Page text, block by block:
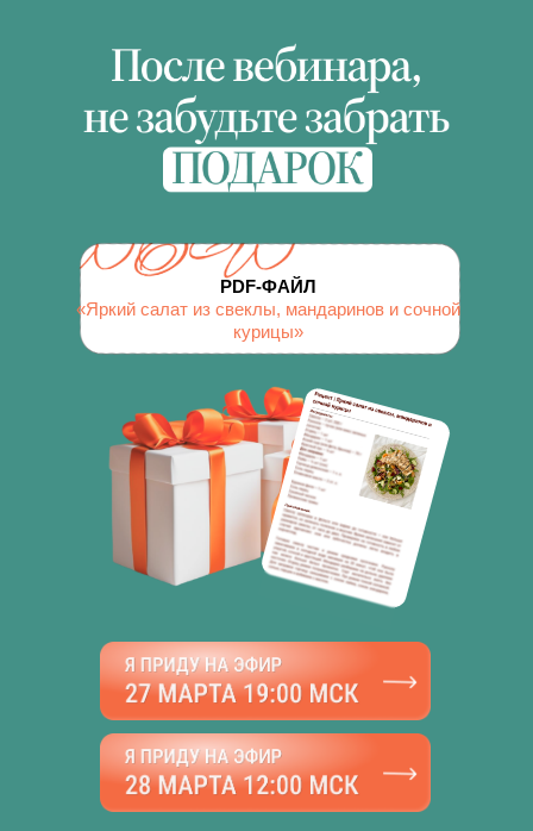
PDF-ФАЙЛ
«Яркий салат из свеклы, мандаринов и сочной
курицы»